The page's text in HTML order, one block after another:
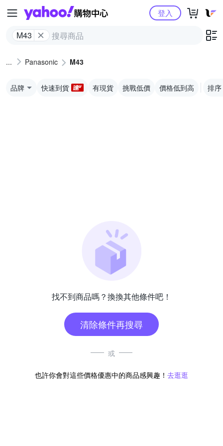
Yahoo購物中心
M43
登入
Panasonic M43
品牌 快速到貨 有現貨 挑戰低價 價格低到高 排序
找不到商品嗎？換換其他條件吧！
清除條件再搜尋
或
也許你會對這些價格優惠中的商品感興趣！ 去逛逛